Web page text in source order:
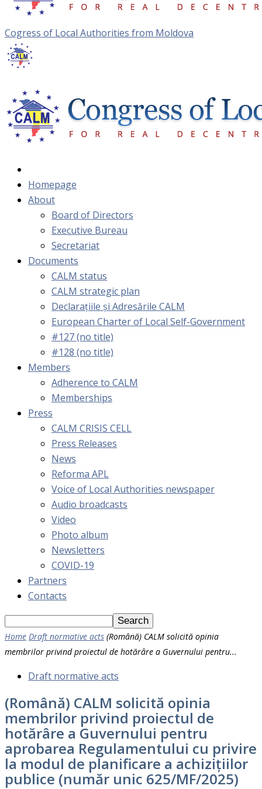
Cogress of Local Authorities from Moldova
Homepage
About
Board of Directors
Executive Bureau
Secretariat
Documents
CALM status
CALM strategic plan
Declarațiile și Adresările CALM
European Charter of Local Self-Government
#127 (no title)
#128 (no title)
Members
Adherence to CALM
Memberships
Press
CALM CRISIS CELL
Press Releases
News
Reforma APL
Voice of Local Authorities newspaper
Audio broadcasts
Video
Photo album
Newsletters
COVID-19
Partners
Contacts
Home Draft normative acts (Română) CALM solicită opinia
membrilor privind proiectul de hotărâre a Guvernului pentru...
Draft normative acts
(Română) CALM solicită opinia
membrilor privind proiectul de
hotărâre a Guvernului pentru
aprobarea Regulamentului cu privire
la modul de planificare a achizițiilor
publice (număr unic 625/MF/2025)